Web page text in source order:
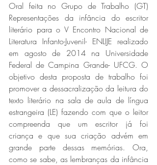
Oral feita no Grupo de Trabalho (GT)
Representações da infância do escritor
literário para o V Encontro Nacional de
Literatura Infanto-Juvenil- ENLIJE realizado
em agosto de 2014 na Universidade
Federal de Campina Grande- UFCG. O
objetivo desta proposta de trabalho foi
promover a dessacralização da leitura do
texto literário na sala de aula de língua
estrangeira (LE) fazendo com que o leitor
compreenda que um escritor já foi
criança e que sua criação advém em
grande parte dessas memórias. Ora,
como se sabe, as lembranças da infância